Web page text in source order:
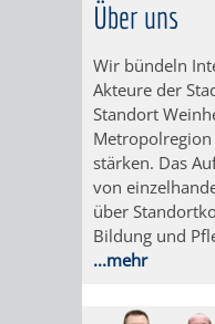
BILDUNG
Über uns
Wir bündeln
Akteure der
Standort
Metropolregion
stärken. Das
von
über
Bildung und
...mehr